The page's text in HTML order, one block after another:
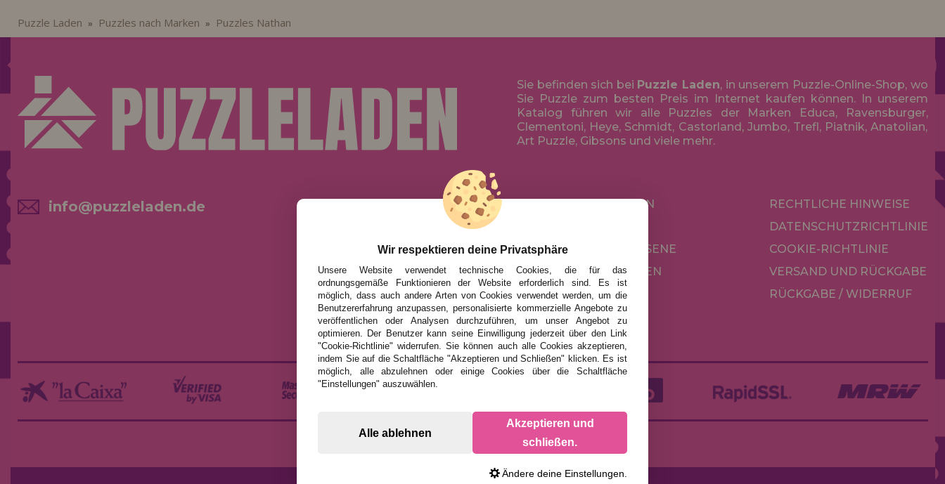
Puzzle Laden » Puzzles nach Marken » Puzzles Nathan
Sie befinden sich bei Puzzle Laden, in unserem Puzzle-Online-Shop, wo
Sie Puzzle zum besten Preis im Internet kaufen können. In unserem
Katalog führen wir alle Puzzles der Marken Educa, Ravensburger,
Clementoni, Heye, Schmidt, Castorland, Jumbo, Trefl, Piatnik, Anatolian,
Art Puzzle, Gibsons und viele mehr.
info@puzzleladen.de
AKTIONEN UND ANGEBOTE
NACH MARKEN
FÜR ERWACHSENE
NACH AUTOREN
ZUBEHÖR
BRETTSPIELE
RECHTLICHE HINWEISE
DATENSCHUTZRICHTLINIE
COOKIE-RICHTLINIE
VERSAND UND RÜCKGABE
RÜCKGABE / WIDERRUF
Wir respektieren deine Privatsphäre
Unsere Website verwendet technische Cookies, die für das
ordnungsgemäße Funktionieren der Website erforderlich sind. Es ist
möglich, dass auch andere Arten von Cookies verwendet werden, um die
Benutzererfahrung anzupassen, personalisierte kommerzielle Angebote zu
veröffentlichen oder Analysen durchzuführen, um unser Angebot zu
optimieren. Der Benutzer kann seine Einwilligung jederzeit über den Link
"Cookie-Richtlinie" widerrufen. Sie können auch alle Cookies akzeptieren,
indem Sie auf die Schaltfläche "Akzeptieren und Schließen" klicken. Es ist
möglich, alle abzulehnen oder einige Cookies über die Schaltfläche
"Einstellungen" auszuwählen.
Alle ablehnen
Akzeptieren und
schließen.
Ändere deine Einstellungen.